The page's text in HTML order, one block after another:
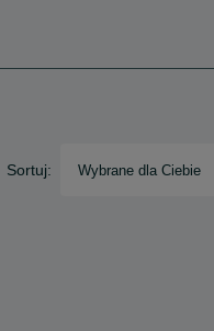
Sortuj: Wybrane dla Ciebie